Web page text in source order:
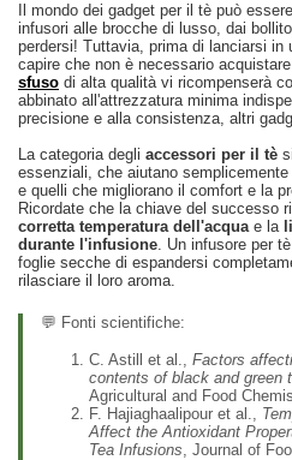
Il mondo dei gadget per il tè può
infusori alle brocche di lusso, dai
perdersi! Tuttavia, prima di lanciarsi in
capire che non è necessario
sfuso di alta qualità vi ricompenserà
abbinato all'attrezzatura minima
precisione e alla consistenza, altri
La categoria degli accessori per il tè
essenziali, che aiutano
e quelli che migliorano il comfort e la
Ricordate che la chiave del successo
corretta temperatura dell'acquae la
durante l'infusione. Un infusore per
foglie secche di espandersi
rilasciare il loro aroma.
💬 Fonti scientifiche:
C. Astill et al., Factors
contents of black and green
Agricultural and Food
F. Hajiaghaalipour et al.,
Affect the Antioxidant
Tea Infusions, Journal of